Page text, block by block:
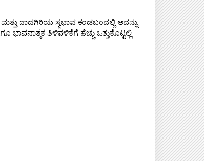
ದಾದಗಿರಿಯ ಸ್ವಭಾವ ಕಂಡಬಂದಲ್ಲಿ ಅದನ್ನು
ತಿಳಿವಳಿಕೆಗೆ ಹೆಚ್ಚು ಒತ್ತುಕೊಟ್ಟಲ್ಲಿ